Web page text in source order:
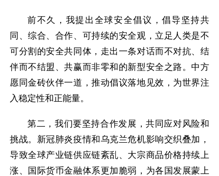
前不久，我提出全球安全倡议，倡导坚持共
同、综合、合作、可持续的安全观，立足人类是不
可分割的安全共同体，走出一条对话而不对抗、结
伴而不结盟、共赢而非零和的新型安全之路。中方
愿同金砖伙伴一道，推动倡议落地见效，为世界注
入稳定性和正能量。
第二，我们要坚持合作发展，共同应对风险和
挑战。新冠肺炎疫情和乌克兰危机影响交织叠加，
导致全球产业链供应链紊乱、大宗商品价格持续上
涨、国际货币金融体系更加脆弱，为各国发展蒙上